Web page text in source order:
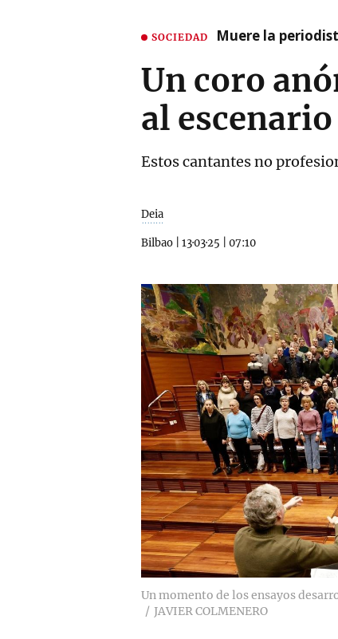
SOCIEDAD Muere la
Un coro
al
Estos cantantes no
Deia
Bilbao 13·03·25 07:10
Un momento de los ensayos
JAVIER COLMENERO